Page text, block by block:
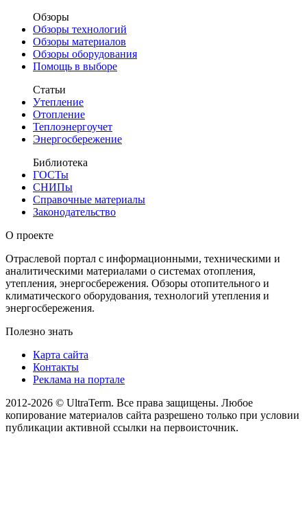
Обзоры
Обзоры технологий
Обзоры материалов
Обзоры оборудования
Помощь в выборе
Статьи
Утепление
Отопление
Теплоэнергоучет
Энергосбережение
Библиотека
ГОСТы
СНИПы
Справочные материалы
Законодательство
О проекте
Отраслевой портал с информационными, техническими и
аналитическими материалами о системах отопления,
утепления, энергосбережения. Обзоры отопительного и
климатического оборудования, технологий утепления и
энергосбережения.
Полезно знать
Карта сайта
Контакты
Реклама на портале
2012-2026 © UltraTerm. Все права защищены. Любое
копирование материалов сайта разрешено только при условии
публикации активной ссылки на первоисточник.